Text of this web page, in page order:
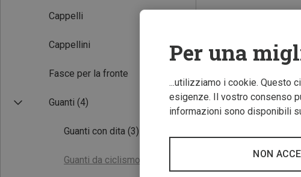
Cappelli
Cappellini
Fasce per la fronte
Guanti (4)
Guanti con dita (3)
Guanti da ciclismo
Per una
...utilizziamo i cookie. Questo
esigenze. Il vostro consenso
informazioni sono disponibili
NON